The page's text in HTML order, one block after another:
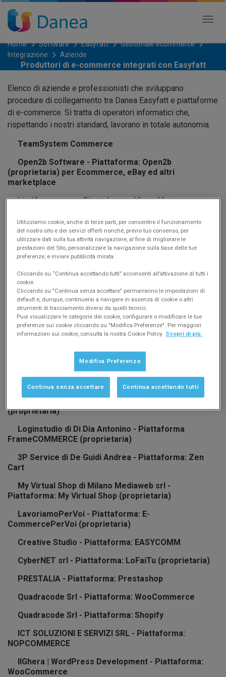
Home Software Easyfatt
Gestionale ecommerce
Integrazione
Aziende
Produttori di e-commerce integrati con Easyfatt
Elenco di aziende e professionisti che sviluppano
procedure di collegamento tra Danea Easyfatt e piattaforme
di e-commerce. Si tratta di operatori informatici che,
rispettando i nostri standard, lavorano in totale autonomia.
TeamSystem Commerce
Open2b Software - Piattaforma: Open2b
(proprietaria) per Ecommerce, eBay ed altri
marketplace
bindCommerce - Piattaforme: VirtueMart,
OpenCart, Facebook e Instagram, eBay, Amazon,
Amazon business, ePrice, Zalando, Spartoo,
Aliexpress, Cdiscount, LeroyMerlin, ManoMano, Wish,
Kijiji, Passalibro, Gardenora, DropShipping
Creatif - Piattaforme: Prestashop, Virtuemart,
OsCommerce
Waol Agency Srls - Piattaforme: eVox (proprietaria)
Sellrapido - Piattaforme: Amazon, eBay, Eprice,
Aliexpress, ManoMano, Fnac, IBS, Rakuten CDiscount,
OnBuy. Piattaforme ecommerce integrate: Shopify,
Planete-I Sarl - Piattaforma: Prestashop
DBN Communication srl - Piattaforma: MarketRock
Interferenza Srl - Piattaforma: NewCart
(proprietaria)
Loginstudio di Di Dia Antonino - Piattaforma
FrameCOMMERCE (proprietaria)
3P Service di De Guidi Andrea - Piattaforma: Zen
Cart
My Virtual Shop di Milano Mediaweb srl -
Piattaforma: My Virtual Shop (proprietaria)
LavoriamoPerVoi - Piattaforma: E-
CommercePerVoi (proprietaria)
Creative Studio - Piattaforma: EASYCOMM
CyberNET srl - Piattaforma: LoFaiTu (proprietaria)
PRESTALIA - Piattaforma: Prestashop
Quadracode Srl - Piattaforma: WooCommerce
Quadracode Srl - Piattaforma: Shopify
ICT SOLUZIONI E SERVIZI SRL - Piattaforma:
NOPCOMMERCE
IlGhera | WordPress Development - Piattaforma:
WooCommerce
Utilizziamo cookie, anche di terze parti, per consentire il funzionamento
del nostro sito e dei servizi offerti nonché, previo tuo consenso, per
utilizzare dati sulla tua attività navigazione, al fine di migliorare le
prestazioni del Sito, personalizzare la navigazione sulla base delle tue
preferenze, e inviare pubblicità mirata.
Cliccando su “Continua accettando tutti” acconsenti all’attivazione di tutti i
cookie.
Cliccando su "Continua senza accettare" permarranno le impostazioni di
default e, dunque, continuerai a navigare in assenza di cookie o altri
strumenti di tracciamento diversi da quelli tecnici.
Puoi visualizzare le categorie dei cookie, configurare o modificare le tue
preferenze sui cookie cliccando su "Modifica Preferenze". Per maggiori
informazioni sui cookie, consulta la nostra Cookie Policy. Scopri di più.
Modifica Preferenze
Continua senza accettare Continua accettando tutti